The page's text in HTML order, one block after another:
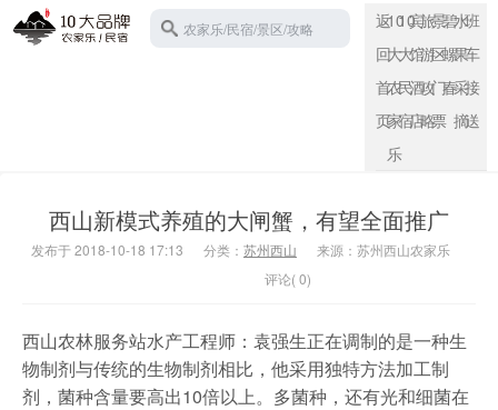
农家乐/民宿/景区/攻略
返
回
首
页
10
大
农
家
乐
10
大
民
宿
宾
馆
酒
店
旅
游
攻
略
景
区
门
票
碧
螺
春
水
果
采
摘
班
车
接
送
西山新模式养殖的大闸蟹，有望全面推广
发布于 2018-10-18 17:13 分类： 苏州西山
来源：苏州西山农家乐
评论( 0)
西山农林服务站水产工程师：袁强生正在调制的是一种生
物制剂与传统的生物制剂相比，他采用独特方法加工制
剂，菌种含量要高出10倍以上。多菌种，还有光和细菌在